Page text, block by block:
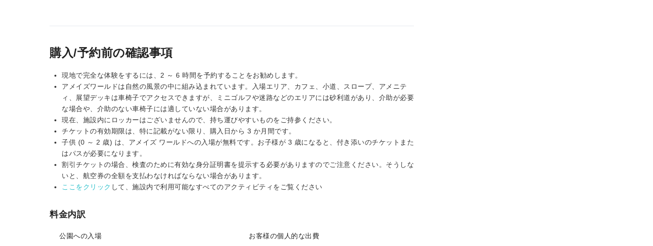
購入/予約前の確認事項
現地で完全な体験をするには、2 ～ 6 時間を予約することをお勧めします。
アメイズワールドは自然の風景の中に組み込まれています。入場エリア、カフェ、小道、スロープ、アメニテ
ィ、展望デッキは車椅子でアクセスできますが、ミニゴルフや迷路などのエリアには砂利道があり、介助が必要
な場合や、介助のない車椅子には適していない場合があります。
現在、施設内にロッカーはございませんので、持ち運びやすいものをご持参ください。
チケットの有効期限は、特に記載がない限り、購入日から 3 か月間です。
子供 (0 ～ 2 歳) は、アメイズ ワールドへの入場が無料です。お子様が 3 歳になると、付き添いのチケットまた
はパスが必要になります。
割引チケットの場合、検査のために有効な身分証明書を提示する必要がありますのでご注意ください。そうしな
いと、航空券の全額を支払わなければならない場合があります。
ここをクリック して、施設内で利用可能なすべてのアクティビティをご覧ください
料金内訳
公園への入場
お客様の個人的な出費